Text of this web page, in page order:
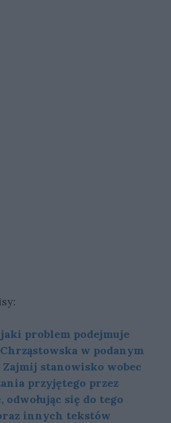
problem podejmuje
w podanym
Zajmij stanowisko wobec
przyjętego przez
odwołując się do tego
innych tekstów